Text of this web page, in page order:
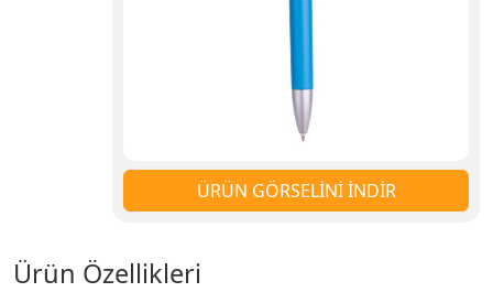
ÜRÜN GÖRSELİNİ İNDİR
Ürün Özellikleri